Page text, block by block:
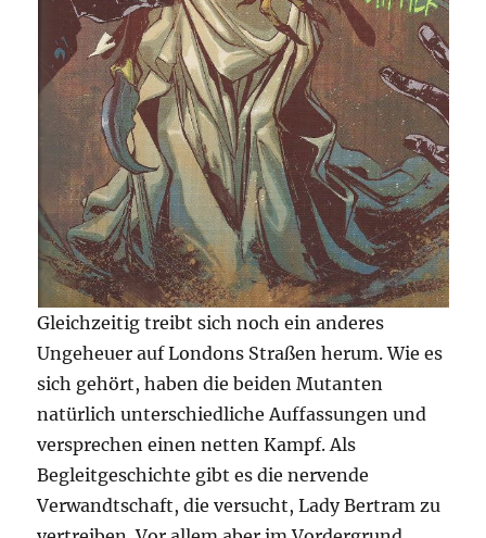
Gleichzeitig treibt sich noch ein anderes
Ungeheuer auf Londons Straßen herum. Wie es
sich gehört, haben die beiden Mutanten
natürlich unterschiedliche Auffassungen und
versprechen einen netten Kampf. Als
Begleitgeschichte gibt es die nervende
Verwandtschaft, die versucht, Lady Bertram zu